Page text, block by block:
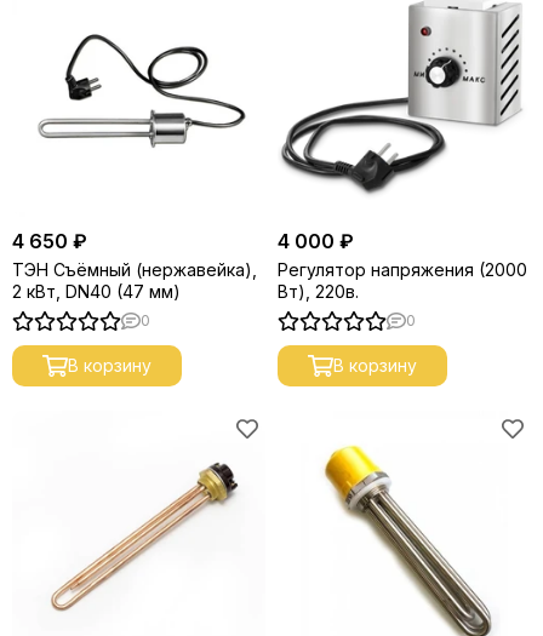
4 650 ₽
ТЭН Съёмный (нержавейка),
2 кВт, DN40 (47 мм)
0
В корзину
4 000 ₽
Регулятор напряжения (2000
Вт), 220в.
0
В корзину